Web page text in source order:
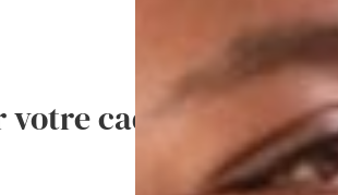
cadre de vie, au